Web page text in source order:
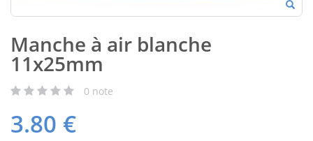
Manche à air blanche
11x25mm
0 note
3.80 €